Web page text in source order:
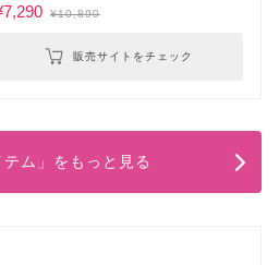
¥10,890
販売サイトをチェック
テム」をもっと見る